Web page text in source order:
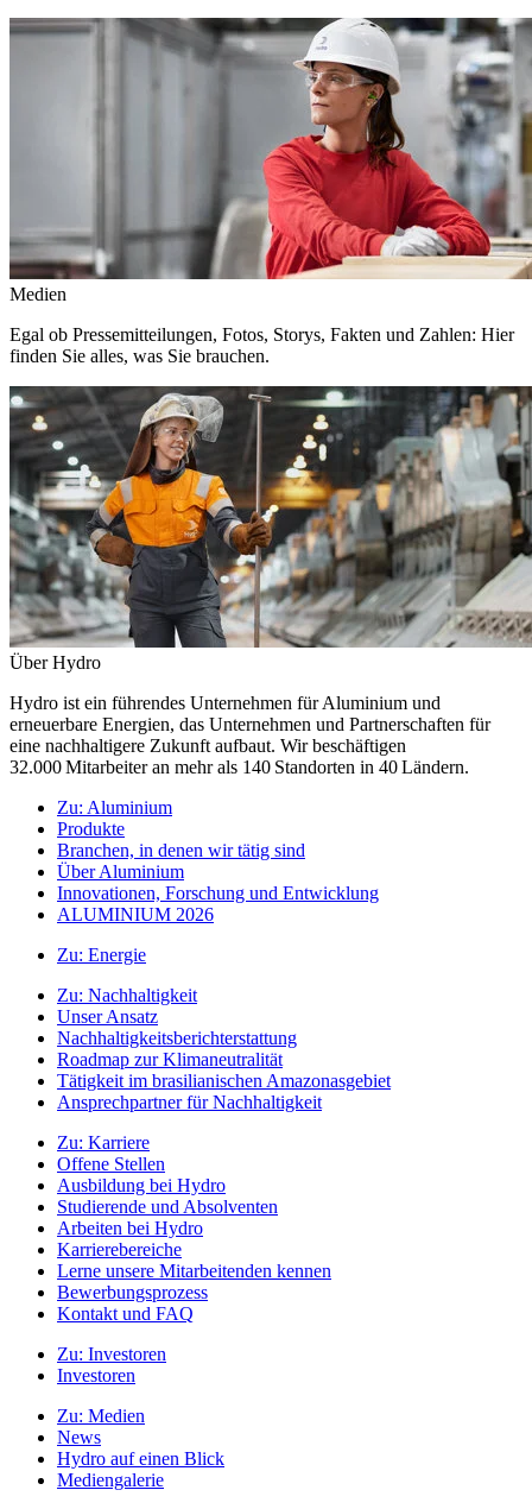
Medien
Egal ob Pressemitteilungen, Fotos, Storys, Fakten und Zahlen: Hier
finden Sie alles, was Sie brauchen.
Über Hydro
Hydro ist ein führendes Unternehmen für Aluminium und
erneuerbare Energien, das Unternehmen und Partnerschaften für
eine nachhaltigere Zukunft aufbaut. Wir beschäftigen
32.000 Mitarbeiter an mehr als 140 Standorten in 40 Ländern.
Zu: Aluminium
Produkte
Branchen, in denen wir tätig sind
Über Aluminium
Innovationen, Forschung und Entwicklung
ALUMINIUM 2026
Zu: Energie
Zu: Nachhaltigkeit
Unser Ansatz
Nachhaltigkeitsberichterstattung
Roadmap zur Klimaneutralität
Tätigkeit im brasilianischen Amazonasgebiet
Ansprechpartner für Nachhaltigkeit
Zu: Karriere
Offene Stellen
Ausbildung bei Hydro
Studierende und Absolventen
Arbeiten bei Hydro
Karrierebereiche
Lerne unsere Mitarbeitenden kennen
Bewerbungsprozess
Kontakt und FAQ
Zu: Investoren
Investoren
Zu: Medien
News
Hydro auf einen Blick
Mediengalerie